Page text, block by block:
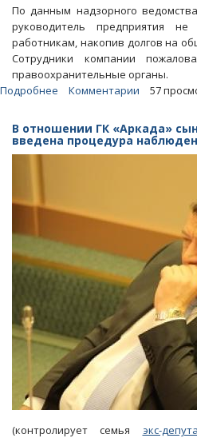
По данным надзорного
руководитель предприятия
работникам, накопив долгов на
Сотрудники компании
правоохранительные органы.
Подробнее
автотранспортного
предприятия
осудили
Комментарии 57
В отношении ГК «Аркада»
введена процедура
(контролирует семья экс-